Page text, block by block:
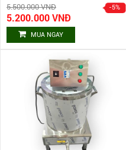
5.500.000 VNĐ
5.200.000 VNĐ
MUA NGAY